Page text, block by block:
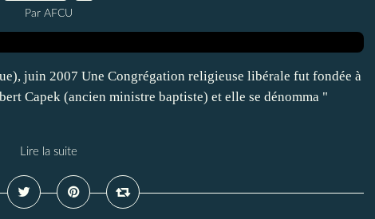
Par AFCU
juin 2007 Une Congrégation religieuse libérale fut fondée à
Capek (ancien ministre baptiste) et elle se dénomma "
Lire la suite